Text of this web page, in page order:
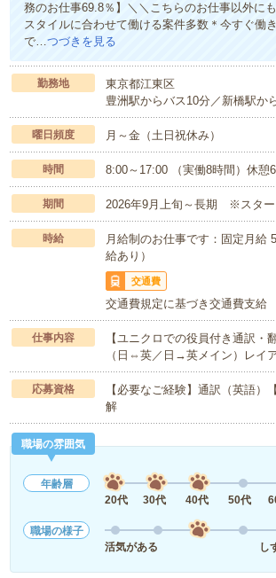
務のお仕事69.8％】＼＼こちらのお仕事以外に
スタイルに合わせて働ける案件多数＊今すぐ働
で…つづきを見る
勤務地
東京都江東区
豊洲駅からバス10分／新橋駅か
曜日頻度 月～金（土日祝休み）
時間 8:00～17:00 （実働8時間）休
期間 2026年9月上旬～長期 ※スタ
時給
月給制のお仕事です：固定月
給あり）
交通費
交通費規定に基づき交通費支給
仕事内容
【ユニクロでの役員付き通訳
（日⇔英／日→英メイン）レイ
応募資格
【必要なご経験】通訳（英語
解
職場の雰囲気
年齢層
20代
30代 40代 50代
職場の様子
活気がある
し